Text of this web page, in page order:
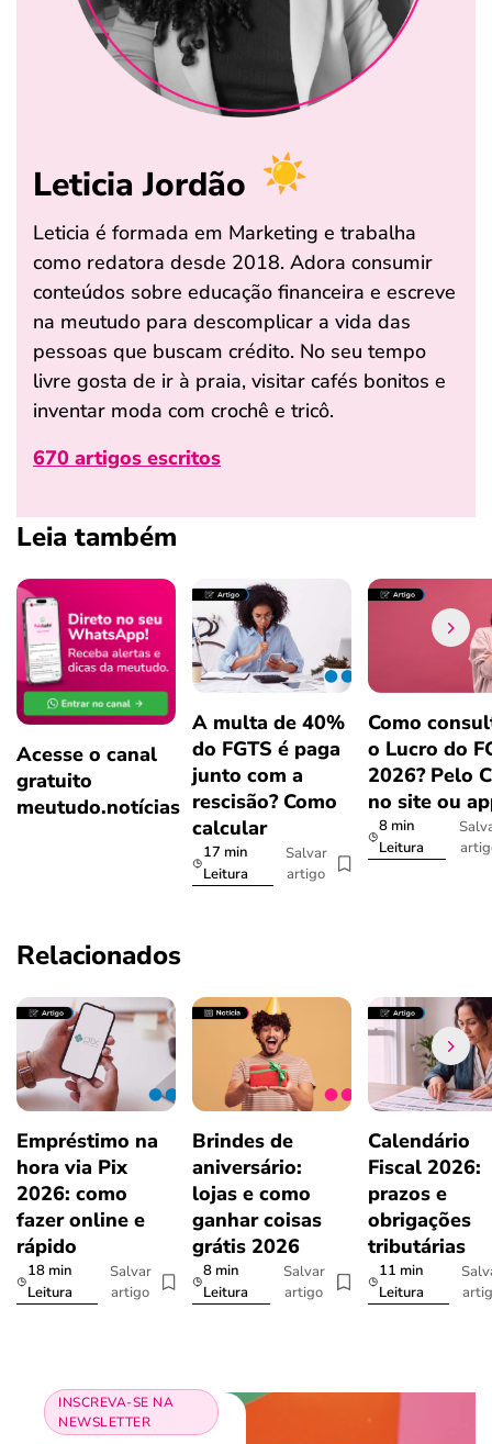
Leticia Jordão
Leticia é formada em Marketing e trabalha
como redatora desde 2018. Adora consumir
conteúdos sobre educação financeira e escreve
na meutudo para descomplicar a vida das
pessoas que buscam crédito. No seu tempo
livre gosta de ir à praia, visitar cafés bonitos e
inventar moda com crochê e tricô.
670 artigos escritos
Leia também
Acesse o canal
gratuito
meutudo.notícias
A multa de 40%
do FGTS é paga
junto com a
rescisão? Como
calcular
17 min
Leitura
Salvar
artigo
Como
o Lucro do
2026? Pelo
no site ou
8 min
Leitura
Relacionados
Empréstimo na
hora via Pix
2026: como
fazer online e
rápido
18 min
Leitura
Salvar
artigo
Brindes de
aniversário:
lojas e como
ganhar coisas
grátis 2026
8 min
Leitura
Salvar
artigo
Calendário
Fiscal 2026:
prazos e
obrigações
tributárias
11 min
Leitura
INSCREVA-SE NA
NEWSLETTER